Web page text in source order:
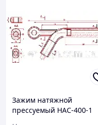
Зажим натяжной
прессуемый НАС-400-1